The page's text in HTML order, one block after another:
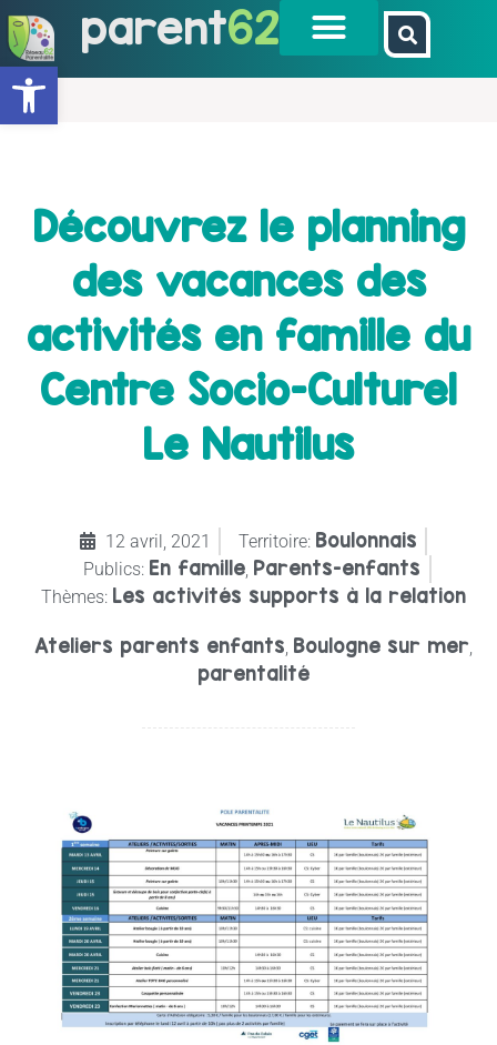
Ouvrir la barre d’outils
parent62
Découvrez le planning
des vacances des
activités en famille du
Centre Socio-Culturel
Le Nautilus
12 avril, 2021 Territoire: Boulonnais
Publics: En famille Parents-enfants
Thèmes: Les activités supports à la relation
Ateliers parents enfants Boulogne sur mer
parentalité